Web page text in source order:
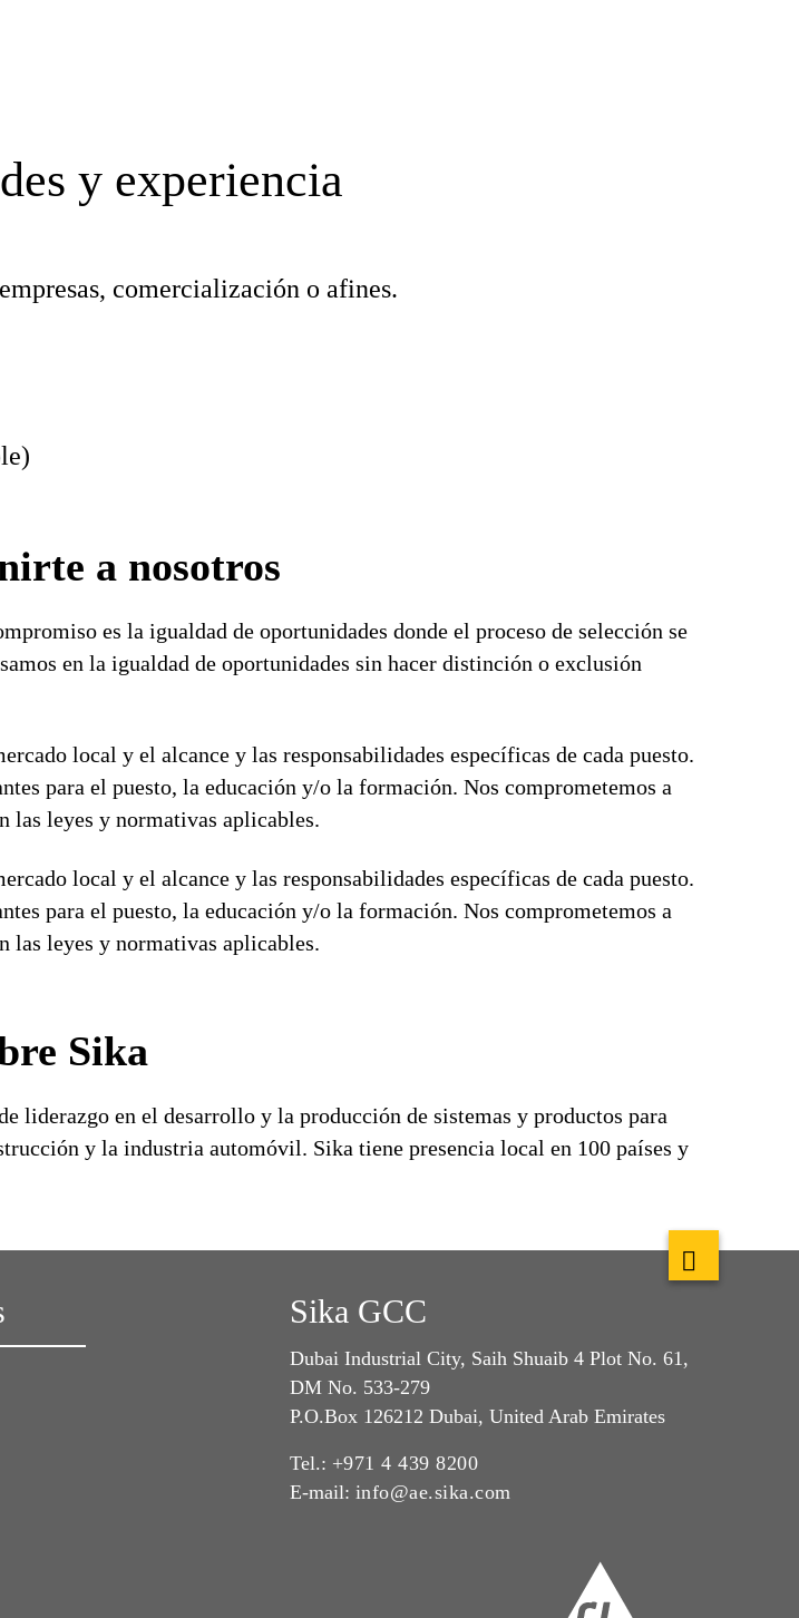
y experiencia
comercialización o afines.
a nosotros
es la igualdad de oportunidades donde el proceso de selección se
en la igualdad de oportunidades sin hacer distinción o exclusión
local y el alcance y las responsabilidades específicas de cada puesto.
para el puesto, la educación y/o la formación. Nos comprometemos a
las leyes y normativas aplicables.
local y el alcance y las responsabilidades específicas de cada puesto.
para el puesto, la educación y/o la formación. Nos comprometemos a
las leyes y normativas aplicables.
Sika
liderazgo en el desarrollo y la producción de sistemas y productos para
y la industria automóvil. Sika tiene presencia local en 100 países y
Sika GCC
Dubai Industrial City, Saih Shuaib 4 Plot No. 61,
DM No. 533-279
P.O.Box 126212 Dubai, United Arab Emirates
Tel.: +971 4 439 8200
E-mail: info@ae.sika.com